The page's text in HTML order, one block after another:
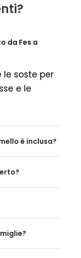
da Fes a
le soste per
e le
è inclusa?